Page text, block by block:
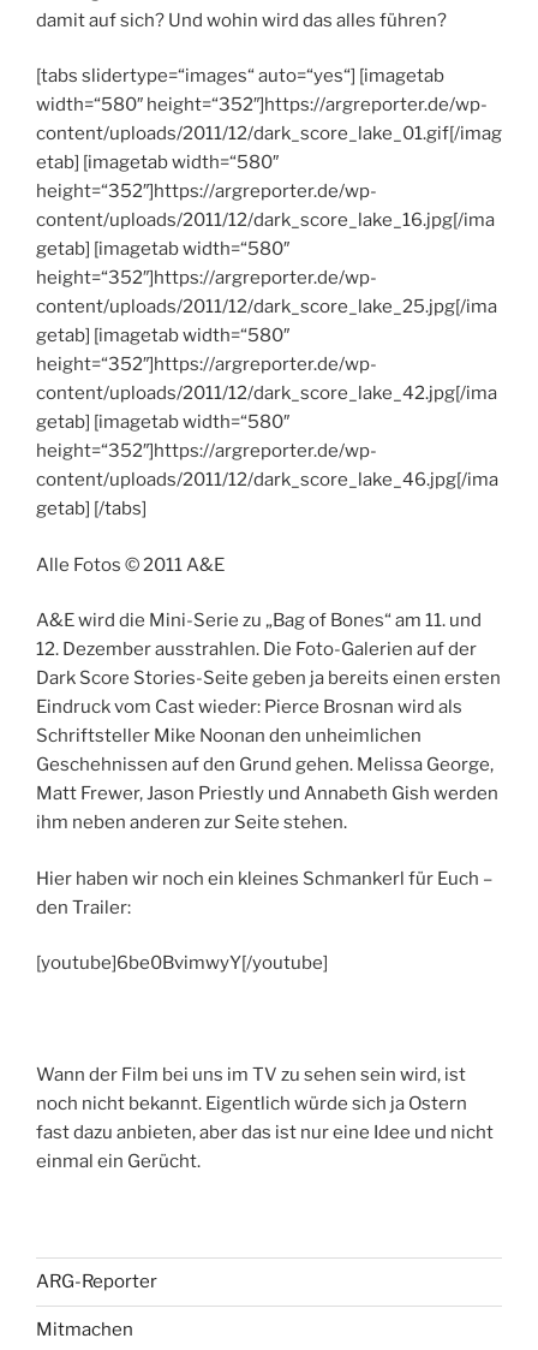
damit auf sich? Und wohin wird das alles führen?
[tabs slidertype=“images“ auto=“yes“] [imagetab
width=“580″ height=“352″]https://argreporter.de/wp-
content/uploads/2011/12/dark_score_lake_01.gif[/imag
etab] [imagetab width=“580″
height=“352″]https://argreporter.de/wp-
content/uploads/2011/12/dark_score_lake_16.jpg[/ima
getab] [imagetab width=“580″
height=“352″]https://argreporter.de/wp-
content/uploads/2011/12/dark_score_lake_25.jpg[/ima
getab] [imagetab width=“580″
height=“352″]https://argreporter.de/wp-
content/uploads/2011/12/dark_score_lake_42.jpg[/ima
getab] [imagetab width=“580″
height=“352″]https://argreporter.de/wp-
content/uploads/2011/12/dark_score_lake_46.jpg[/ima
getab] [/tabs]
Alle Fotos © 2011 A&E
A&E wird die Mini-Serie zu „Bag of Bones“ am 11. und
12. Dezember ausstrahlen. Die Foto-Galerien auf der
Dark Score Stories-Seite geben ja bereits einen ersten
Eindruck vom Cast wieder: Pierce Brosnan wird als
Schriftsteller Mike Noonan den unheimlichen
Geschehnissen auf den Grund gehen. Melissa George,
Matt Frewer, Jason Priestly und Annabeth Gish werden
ihm neben anderen zur Seite stehen.
Hier haben wir noch ein kleines Schmankerl für Euch –
den Trailer:
[youtube]6be0BvimwyY[/youtube]
Wann der Film bei uns im TV zu sehen sein wird, ist
noch nicht bekannt. Eigentlich würde sich ja Ostern
fast dazu anbieten, aber das ist nur eine Idee und nicht
einmal ein Gerücht.
ARG-Reporter
Mitmachen